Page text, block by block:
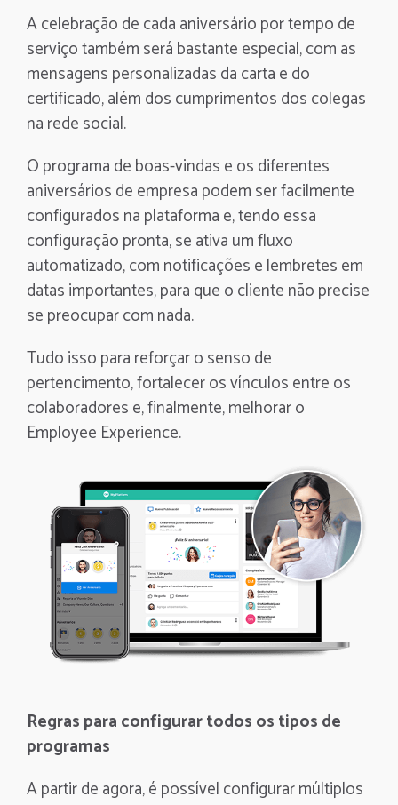
A celebração de cada aniversário por tempo de
serviço também será bastante especial, com as
mensagens personalizadas da carta e do
certificado, além dos cumprimentos dos colegas
na rede social.
O programa de boas-vindas e os diferentes
aniversários de empresa podem ser facilmente
configurados na plataforma e, tendo essa
configuração pronta, se ativa um fluxo
automatizado, com notificações e lembretes em
datas importantes, para que o cliente não precise
se preocupar com nada.
Tudo isso para reforçar o senso de
pertencimento, fortalecer os vínculos entre os
colaboradores e, finalmente, melhorar o
Employee Experience.
Regras para configurar todos os tipos de
programas
A partir de agora, é possível configurar múltiplos